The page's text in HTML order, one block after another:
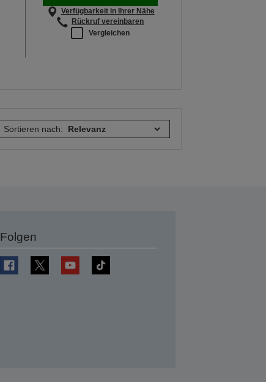
Verfügbarkeit in Ihrer Nähe
Rückruf vereinbaren
Vergleichen
Sortieren nach:
Folgen